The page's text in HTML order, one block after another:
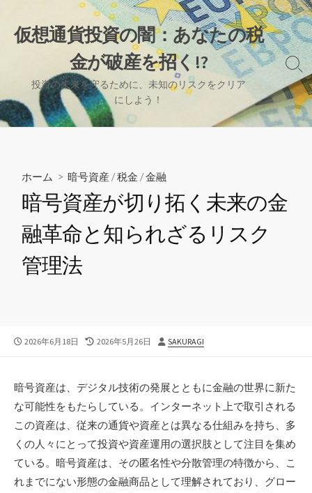
へ
ス
キ
仮想通貨投資の闇：あなたの税
金が破産を招く!?
投資の未来を守るために、未知のリスクをクリア
にしよう！
検
索
切
り
替
ホーム > 暗号資産 /税金 /金融
暗号資産が切り拓く未来の金
融革命と知られざるリスク
管理法
公
2026年6月18日
最
日
2026年5月26日
投
SAKURAGI
暗号資産は、デジタル技術の発展とともに金融の世界に新た
な可能性をもたらしている。 インターネット上で取引される
この資産は、従来の通貨や資産とは異なる仕組みを持ち、多
くの人々にとって投資や資産運用の選択肢として注目を集め
ている。暗号資産は、その匿名性や分散管理の特徴から、こ
れまでにない形態の金融商品として理解されており、グロー